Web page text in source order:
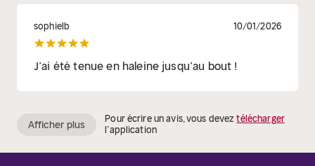
sophielb 10/01/2026
J’ai été tenue en haleine jusqu’au bout !
Afficher plus Pour écrire un avis, vous deveztélécharger
l’application